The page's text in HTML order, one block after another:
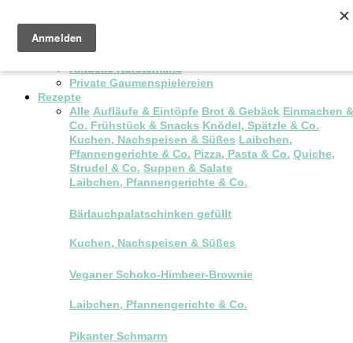
Pop-up Brunch
Kochkurse & Workshops
Aktuelle Kurstermine
Private Gaumenspielereien
Rezepte
Alle Aufläufe & Eintöpfe Brot & Gebäck Einmachen &
Co. Frühstück & Snacks Knödel, Spätzle & Co.
Kuchen, Nachspeisen & Süßes Laibchen,
Pfannengerichte & Co. Pizza, Pasta & Co. Quiche,
Strudel & Co. Suppen & Salate
Laibchen, Pfannengerichte & Co.
Bärlauchpalatschinken gefüllt
Kuchen, Nachspeisen & Süßes
Veganer Schoko-Himbeer-Brownie
Laibchen, Pfannengerichte & Co.
Pikanter Schmarrn